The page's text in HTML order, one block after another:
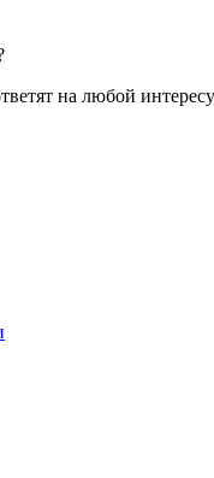
на любой